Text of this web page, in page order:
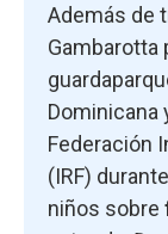
Además de
Gambarotta
Dominicana
Federación
(IRF)
niños sobre